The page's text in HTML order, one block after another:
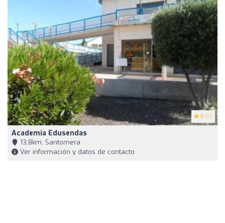
5 (5)
Academia Edusendas
13,8km, Santomera
Ver información y datos de contacto